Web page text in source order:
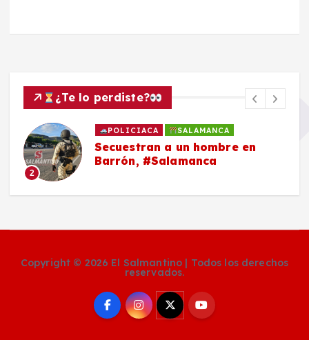
¿Te lo perdiste?
2
POLICIACA SALAMANCA
Secuestran a un hombre en
Barrón, #Salamanca
Copyright © 2026 El Salmantino | Todos los derechos
reservados.